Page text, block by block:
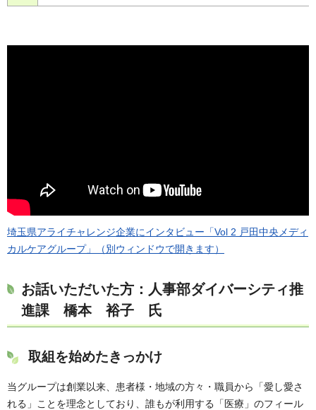
埼玉県アライチャレンジ企業にインタビュー「Vol 2 戸田中央メディ
カルケアグループ」（別ウィンドウで開きます）
お話いただいた方：人事部ダイバーシティ推
進課 橋本 裕子 氏
取組を始めたきっかけ
当グループは創業以来、患者様・地域の方々・職員から「愛し愛さ
れる」ことを理念としており、誰もが利用する「医療」のフィール